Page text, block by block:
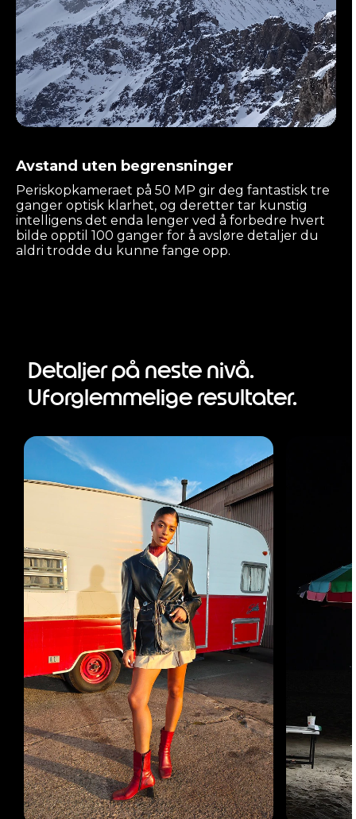
Avstand uten begrensninger
Periskopkameraet på 50 MP gir deg fantastisk tre
ganger optisk klarhet, og deretter tar kunstig
intelligens det enda lenger ved å forbedre hvert
bilde opptil 100 ganger for å avsløre detaljer du
aldri trodde du kunne fange opp.
Detaljer på neste nivå.
Uforglemmelige resultater.